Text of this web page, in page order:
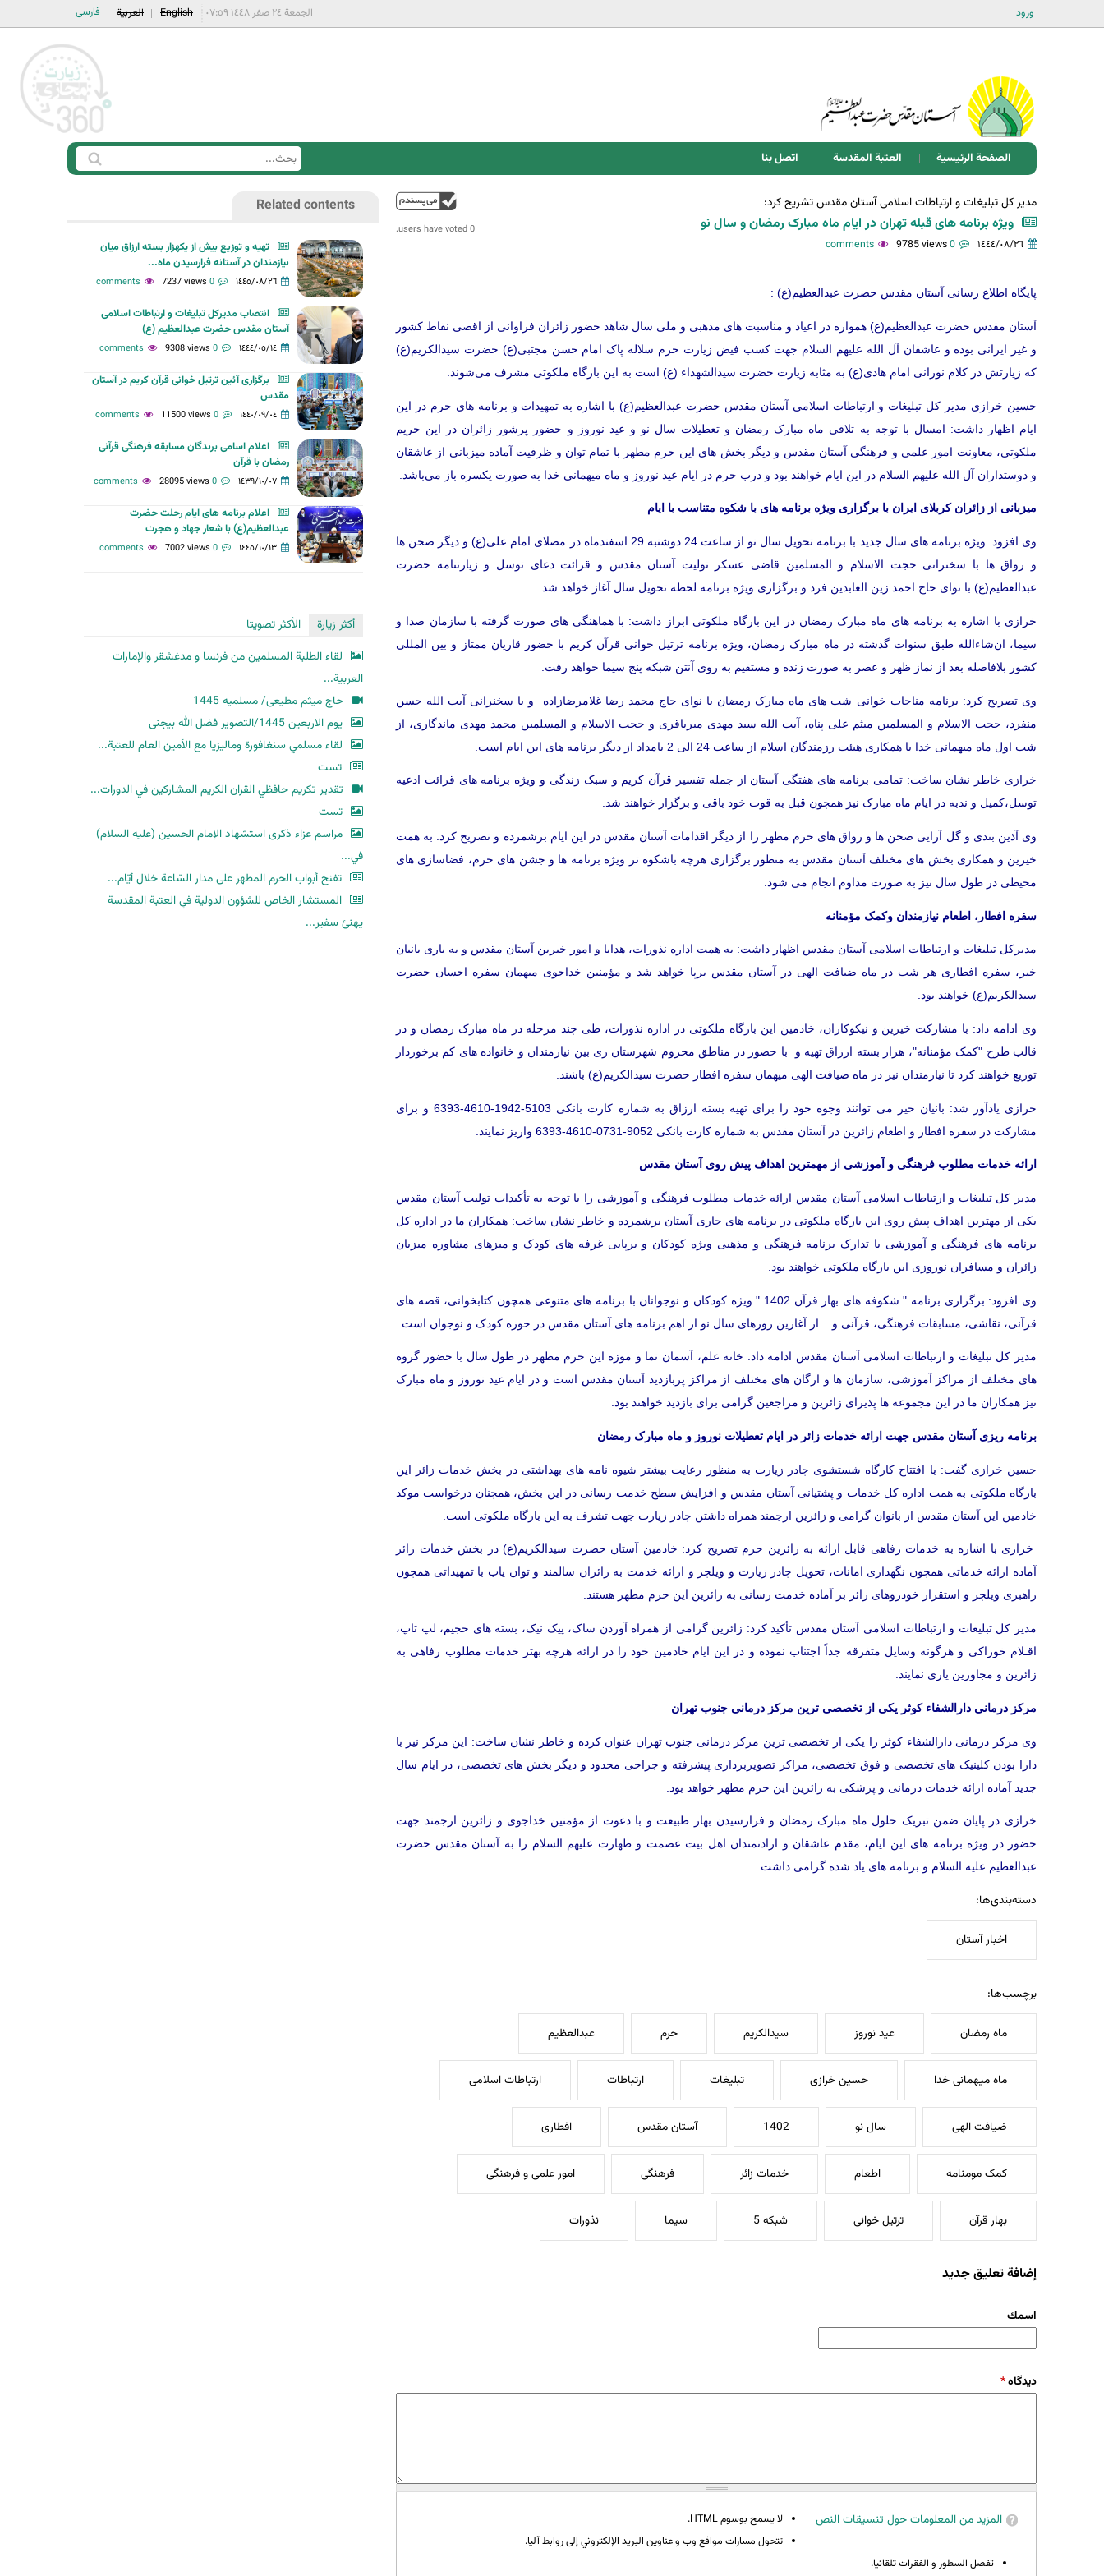
ورود فارسی العربية English الجمعة ٢٤ صفر ١٤٤٨ ٠٧:٥٩
الصفحة الرئيسية العتبة المقدسة اتصل بنا
ا
س
ح
ث
ب
ح
0 users have voted.
مدیر کل تبلیغات و ارتباطات اسلامی آستان مقدس تشریح کرد:
ویژه برنامه های قبله تهران در ایام ماه مبارک رمضان و سال نو
١٤٤٤/٠٨/٢٦ 0 comments
9785 views
پایگاه اطلاع رسانی آستان مقدس حضرت عبدالعظیم(ع) :
آستان مقدس حضرت عبدالعظیم(ع) همواره در اعیاد و مناسبت های مذهبی و ملی سال شاهد حضور زائران فراوانی از اقصی نقاط کشور
و غیر ایرانی بوده و عاشقان آل الله علیهم السلام جهت کسب فیض زیارت حرم سلاله پاک امام حسن مجتبی(ع) حضرت سیدالکریم(ع)
که زیارتش در کلام نورانی امام هادی(ع) به مثابه زیارت حضرت سیدالشهداء (ع) است به این بارگاه ملکوتی مشرف می‌شوند.
حسین خرازی مدیر کل تبلیغات و ارتباطات اسلامی آستان مقدس حضرت عبدالعظیم(ع) با اشاره به تمهیدات و برنامه های حرم در این
ایام اظهار داشت: امسال با توجه به تلاقی ماه مبارک رمضان و تعطیلات سال نو و عید نوروز و حضور پرشور زائران در این حریم
ملکوتی، معاونت امور علمی و فرهنگی آستان مقدس و دیگر بخش های این حرم مطهر با تمام توان و ظرفیت آماده میزبانی از عاشقان
و دوستداران آل الله علیهم السلام در این ایام خواهند بود و درب حرم در ایام عید نوروز و ماه میهمانی خدا به صورت یکسره باز می‌باشد.
میزبانی از زائران کربلای ایران با برگزاری ویژه برنامه های با شکوه متناسب با ایام
وی افزود: ویژه برنامه های سال جدید با برنامه تحویل سال نو از ساعت 24 دوشنبه 29 اسفندماه در مصلای امام علی(ع) و دیگر صحن ها
و رواق ها با سخنرانی حجت الاسلام و المسلمین قاضی عسکر تولیت آستان مقدس و قرائت دعای توسل و زیارتنامه حضرت
عبدالعظیم(ع) با نوای حاج احمد زین العابدین فرد و برگزاری ویژه برنامه لحظه تحویل سال آغاز خواهد شد.
خرازی با اشاره به برنامه های ماه مبارک رمضان در این بارگاه ملکوتی ابراز داشت: با هماهنگی های صورت گرفته با سازمان صدا و
سیما، ان‌شاء‌الله طبق سنوات گذشته در ماه مبارک رمضان، ویژه برنامه ترتیل خوانی قرآن کریم با حضور قاریان ممتاز و بین المللی
کشور بلافاصله بعد از نماز ظهر و عصر به صورت زنده و مستقیم به روی آنتن شبکه پنج سیما خواهد رفت.
وی تصریح کرد: برنامه مناجات خوانی شب های ماه مبارک رمضان با نوای حاج محمد رضا غلامرضازاده و با سخنرانی آیت الله حسن
منفرد، حجت الاسلام و المسلمین میثم علی پناه، آیت الله سید مهدی میرباقری و حجت الاسلام و المسلمین محمد مهدی ماندگاری، از
شب اول ماه میهمانی خدا با همکاری هیئت رزمندگان اسلام از ساعت 24 الی 2 بامداد از دیگر برنامه های این ایام است.
خرازی خاطر نشان ساخت: تمامی برنامه های هفتگی آستان از جمله تفسیر قرآن کریم و سبک زندگی و ویژه برنامه های قرائت ادعیه
توسل،کمیل و ندبه در ایام ماه مبارک نیز همچون قبل به قوت خود باقی و برگزار خواهند شد.
وی آذین بندی و گل آرایی صحن ها و رواق های حرم مطهر را از دیگر اقدامات آستان مقدس در این ایام برشمرده و تصریح کرد: به همت
خیرین و همکاری بخش های مختلف آستان مقدس به منظور برگزاری هرچه باشکوه تر ویژه برنامه ها و جشن های حرم، فضاسازی های
محیطی در طول سال نیز به صورت مداوم انجام می شود.
سفره افطار، اطعام نیازمندان وکمک مؤمنانه
مدیرکل تبلیغات و ارتباطات اسلامی آستان مقدس اظهار داشت: به همت اداره نذورات، هدایا و امور خیرین آستان مقدس و به یاری بانیان
خیر، سفره افطاری هر شب در ماه ضیافت الهی در آستان مقدس برپا خواهد شد و مؤمنین خداجوی میهمان سفره احسان حضرت
سیدالکریم(ع) خواهند بود.
وی ادامه داد: با مشارکت خیرین و نیکوکاران، خادمین این بارگاه ملکوتی در اداره نذورات، طی چند مرحله در ماه مبارک رمضان و در
قالب طرح "کمک مؤمنانه"، هزار بسته ارزاق تهیه و با حضور در مناطق محروم شهرستان ری بین نیازمندان و خانواده های کم برخوردار
توزیع خواهند کرد تا نیازمندان نیز در ماه ضیافت الهی میهمان سفره افطار حضرت سیدالکریم(ع) باشند.
خرازی یادآور شد: بانیان خیر می توانند وجوه خود را برای تهیه بسته ارزاق به شماره کارت بانكی 5103-1942-4610-6393 و برای
مشارکت در سفره افطار و اطعام زائرین در آستان مقدس به شماره کارت بانکی 9052-0731-4610-6393 واریز نمایند.
ارائه خدمات مطلوب فرهنگی و آموزشی از مهمترین اهداف پیش روی آستان مقدس
مدیر کل تبلیغات و ارتباطات اسلامی آستان مقدس ارائه خدمات مطلوب فرهنگی و آموزشی را با توجه به تأکیدات تولیت آستان مقدس
یکی از مهترین اهداف پیش روی این بارگاه ملکوتی در برنامه های جاری آستان برشمرده و خاطر نشان ساخت: همکاران ما در اداره کل
برنامه های فرهنگی و آموزشی با تدارک برنامه فرهنگی و مذهبی ویژه کودکان و برپایی غرفه های کودک و میزهای مشاوره میزبان
زائران و مسافران نوروزی این بارگاه ملکوتی خواهند بود.
وی افزود: برگزاری برنامه " شکوفه های بهار قرآن 1402 " ویژه کودکان و نوجوانان با برنامه های متنوعی همچون کتابخوانی، قصه های
قرآنی، نقاشی، مسابقات فرهنگی، قرآنی و... از آغازین روزهای سال نو از اهم برنامه های آستان مقدس در حوزه کودک و نوجوان است.
مدیر کل تبلیغات و ارتباطات اسلامی آستان مقدس ادامه داد: خانه علم، آسمان نما و موزه این حرم مطهر در طول سال با حضور گروه
های مختلف از مراکز آموزشی، سازمان ها و ارگان های مختلف از مراکز پربازدید آستان مقدس است و در ایام عید نوروز و ماه مبارک
نیز همکاران ما در این مجموعه ها پذیرای زائرین و مراجعین گرامی برای بازدید خواهند بود.
برنامه ریزی آستان مقدس جهت ارائه خدمات زائر در ایام تعطیلات نوروز و ماه مبارک رمضان
حسین خرازی گفت: با افتتاح کارگاه شستشوی چادر زیارت به منظور رعایت بیشتر شیوه نامه های بهداشتی در بخش خدمات زائر این
بارگاه ملکوتی به همت اداره کل خدمات و پشتیانی آستان مقدس و افزایش سطح خدمت رسانی در این بخش، همچنان درخواست موکد
خادمین این آستان مقدس از بانوان گرامی و زائرین ارجمند همراه داشتن چادر زیارت جهت تشرف به این بارگاه ملکوتی است.
خرازی با اشاره به خدمات رفاهی قابل ارائه به زائرین حرم تصریح کرد: خادمین آستان حضرت سیدالکریم(ع) در بخش خدمات زائر
آماده ارائه خدماتی همچون نگهداری امانات، تحویل چادر زیارت و ویلچر و ارائه خدمت به زائران سالمند و توان یاب با تمهیداتی همچون
راهبری ویلچر و استقرار خودروهای زائر بر آماده خدمت رسانی به زائرین این حرم مطهر هستند.
مدیر کل تبلیغات و ارتباطات اسلامی آستان مقدس تأکید کرد: زائرین گرامی از همراه آوردن ساک، پیک نیک، بسته های حجیم، لپ تاپ،
اقـلام خوراکی و هرگونه وسایل متفرقه جداً اجتناب نموده و در این ایام خادمین خود را در ارائه هرچه بهتر خدمات مطلوب رفاهی به
زائرین و مجاورین یاری نمایند.
مرکز درمانی دارالشفاء کوثر یکی از تخصصی ترین مرکز درمانی جنوب تهران
وی مرکز درمانی دارالشفاء کوثر را یکی از تخصصی ترین مرکز درمانی جنوب تهران عنوان کرده و خاطر نشان ساخت: این مرکز نیز با
دارا بودن کلینیک های تخصصی و فوق تخصصی، مراکز تصویربرداری پیشرفته و جراحی محدود و دیگر بخش های تخصصی، در ایام سال
جدید آماده ارائه خدمات درمانی و پزشکی به زائرین این حرم مطهر خواهد بود.
خرازی در پایان ضمن تبریک حلول ماه مبارک رمضان و فرارسیدن بهار طبیعت و با دعوت از مؤمنین خداجوی و زائرین ارجمند جهت
حضور در ویژه برنامه های این ایام، مقدم عاشقان و ارادتمندان اهل بیت عصمت و طهارت علیهم السلام را به آستان مقدس حضرت
عبدالعظیم علیه السلام و برنامه های یاد شده گرامی داشت.
دسته‌بندی‌ها:
اخبار آستان
برچسب‌ها:
ماه رمضان عید نوروز سیدالکریم حرم عبدالعظیم
ماه میهمانی خدا حسین خرازی تبلیغات ارتباطات ارتباطات اسلامی
ضیافت الهی سال نو 1402 آستان مقدس افطاری
کمک مومنامه اطعام خدمات زائر فرهنگی امور علمی و فرهنگی
بهار قرآن ترتیل خوانی شبکه 5 سیما نذورات
إضافة تعليق جديد
‏اسمك ‏
‏دیدگاه ‏*
المزيد من المعلومات حول تنسيقات النص
لا يسمح بوسوم HTML.
تتحول مسارات مواقع وب و عناوين البريد الإلكتروني إلى روابط آليا.
تفصل السطور و الفقرات تلقائيا.
Related contents
تهیه و توزیع بیش از یکهزار بسته ارزاق میان
نیازمندان در آستانه فرارسیدن ماه...
١٤٤٥/٠٨/٢٦ 0 comments
7237 views
انتصاب مدیرکل تبلیغات و ارتباطات اسلامی
آستان مقدس حضرت عبدالعظیم (ع)
١٤٤٤/٠٥/١٤ 0 comments
9308 views
برگزاری آئین ترتیل ‌خوانی قرآن کریم در آستان
مقدس
١٤٤٠/٠٩/٠٤ 0 comments
11500 views
اعلام اسامی برندگان مسابقه فرهنگی قرآنی
رمضان با قرآن
١٤٣٩/١٠/٠٧ 0 comments
28095 views
اعلام برنامه های ایام رحلت حضرت
عبدالعظیم(ع) با شعار جهاد و هجرت
١٤٤٥/١٠/١٣ 0 comments
7002 views
أكثر زيارة
الأكثر تصويتا
لقاء الطلبة المسلمين من فرنسا و مدغشقر والإمارات
العربية...
حاج میثم مطیعی/ مسلمیه 1445
یوم الاربعین 1445/التصویر فضل الله بیجنی
لقاء مسلمي سنغافورة وماليزيا مع الأمين العام للعتبة...
تست
تقدير تكريم حافظي القران الكريم المشاركين في الدورات...
تست
مراسم عزاء ذكرى استشهاد الإمام الحسين (عليه السلام)
في...
تفتح أبواب الحرم المطهر على مدار السّاعة خلال أيّام...
المستشار الخاص للشؤون الدولية في العتبة المقدسة
يهنئ سفير...